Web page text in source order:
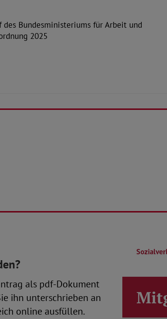
Bundesministeriums für Arbeit und
2025
als pdf-Dokument
ihn unterschrieben an
online ausfüllen.